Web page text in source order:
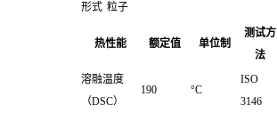
形式 粒子
热性能 额定值 单位制
测试方
法
溶融温度
（DSC）
190 °C
ISO
3146